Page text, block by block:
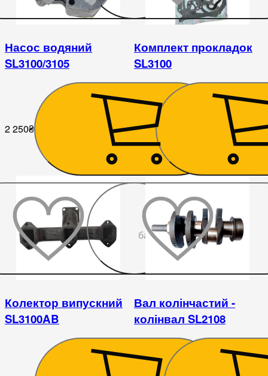
Насос водяний
SL3100/3105
2 250₴
Комплект прокладок
SL3100
225₴
бажаного
Колектор випускний
SL3100AB
Вал колінчастий -
колінвал SL2108